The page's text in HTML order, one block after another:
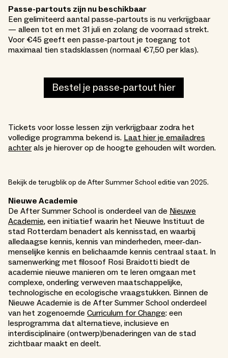
Passe-partouts zijn nu beschikbaar
Een gelimiteerd aantal passe-partouts is nu verkrijgbaar
— alleen tot en met 31 juli en zolang de voorraad strekt.
Voor €45 geeft een passe-partout je toegang tot
maximaal tien stadsklassen (normaal €7,50 per klas).
Bestel je passe-partout hier
Tickets voor losse lessen zijn verkrijgbaar zodra het
volledige programma bekend is. Laat hier je emailadres
achterals je hierover op de hoogte gehouden wilt worden.
Bekijk de terugblik op de After Summer School editie van 2025.
Nieuwe Academie
De After Summer School is onderdeel van de Nieuwe
Academie, een initiatief waarin het Nieuwe Instituut de
stad Rotterdam benadert als kennisstad, en waarbij
alledaagse kennis, kennis van minderheden, meer-dan-
menselijke kennis en belichaamde kennis centraal staat. In
samenwerking met filosoof Rosi Braidotti biedt de
academie nieuwe manieren om te leren omgaan met
complexe, onderling verweven maatschappelijke,
technologische en ecologische vraagstukken. Binnen de
Nieuwe Academie is de After Summer School onderdeel
van het zogenoemde Curriculum for Change: een
lesprogramma dat alternatieve, inclusieve en
interdisciplinaire (ontwerp)benaderingen van de stad
zichtbaar maakt en deelt.